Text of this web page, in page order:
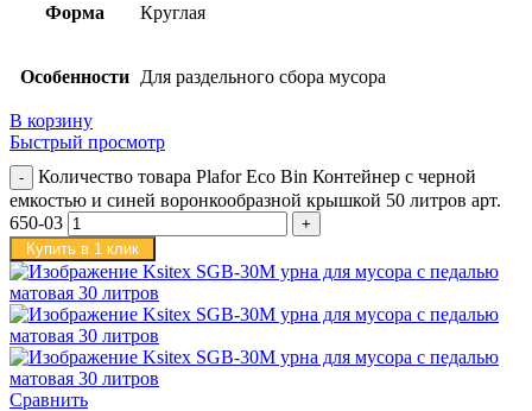
Форма Круглая
Особенности Для раздельного сбора мусора
В корзину
Быстрый просмотр
Количество товара Plafor Eco Bin Контейнер с черной
емкостью и синей воронкообразной крышкой 50 литров арт.
650-03
Купить в 1 клик
Сравнить